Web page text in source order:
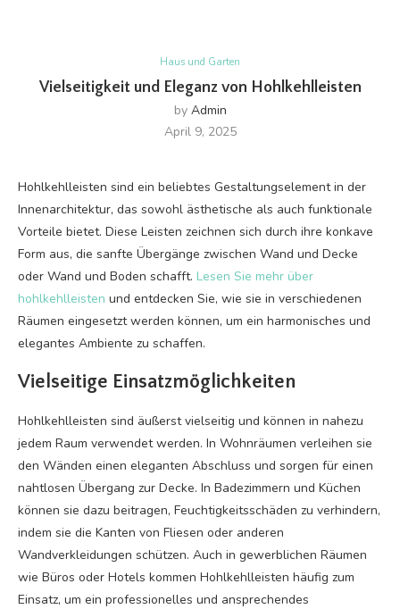
Haus und Garten
Vielseitigkeit und Eleganz von Hohlkehlleisten
by Admin
April 9, 2025
Hohlkehlleisten sind ein beliebtes Gestaltungselement in der
Innenarchitektur, das sowohl ästhetische als auch funktionale
Vorteile bietet. Diese Leisten zeichnen sich durch ihre konkave
Form aus, die sanfte Übergänge zwischen Wand und Decke
oder Wand und Boden schafft. Lesen Sie mehr über
hohlkehlleisten und entdecken Sie, wie sie in verschiedenen
Räumen eingesetzt werden können, um ein harmonisches und
elegantes Ambiente zu schaffen.
Vielseitige Einsatzmöglichkeiten
Hohlkehlleisten sind äußerst vielseitig und können in nahezu
jedem Raum verwendet werden. In Wohnräumen verleihen sie
den Wänden einen eleganten Abschluss und sorgen für einen
nahtlosen Übergang zur Decke. In Badezimmern und Küchen
können sie dazu beitragen, Feuchtigkeitsschäden zu verhindern,
indem sie die Kanten von Fliesen oder anderen
Wandverkleidungen schützen. Auch in gewerblichen Räumen
wie Büros oder Hotels kommen Hohlkehlleisten häufig zum
Einsatz, um ein professionelles und ansprechendes